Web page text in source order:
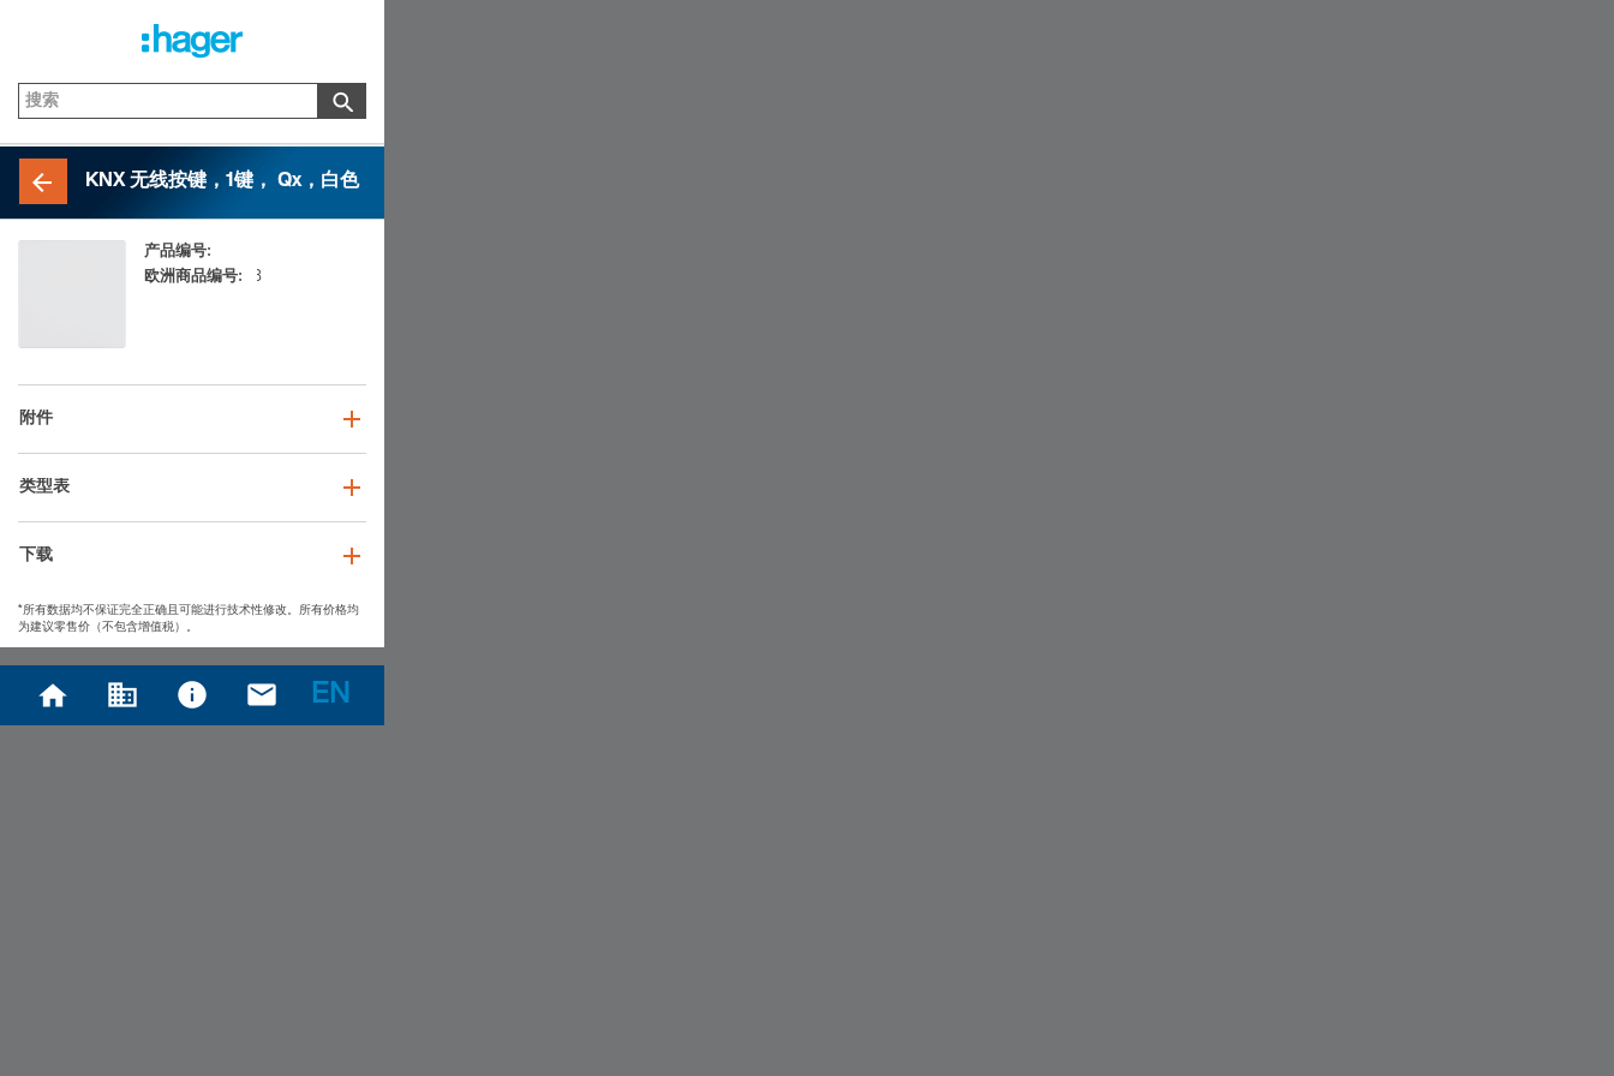
KNX 无线按键，1键， Qx，白色
产品编号:
85145129
欧洲商品编号:
4011334368908
附件
类型表
下载
*所有数据均不保证完全正确且可能进行技术性修改。所有价格均
为建议零售价（不包含增值税）。
EN